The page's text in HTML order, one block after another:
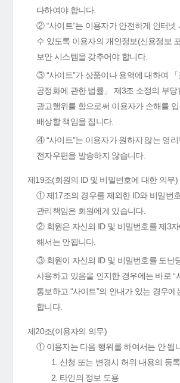
다하여야 합니다.
② “사이트”는 이용자가 안전하게 인터넷
수 있도록 이용자의 개인정보(신용정보
보안 시스템을 갖추어야 합니다.
③ “사이트”가 상품이나 용역에 대하여 「
공정화에 관한 법률」 제3조 소정의 부당
광고행위를 함으로써 이용자가 손해를
배상할 책임을 집니다.
④ “사이트”는 이용자가 원하지 않는 영
전자우편을 발송하지 않습니다.
제19조(회원의 ID 및 비밀번호에 대한 의무)
① 제17조의 경우를 제외한 ID와 비밀번
관리책임은 회원에게 있습니다.
② 회원은 자신의 ID 및 비밀번호를 제3
해서는 안됩니다.
③ 회원이 자신의 ID 및 비밀번호를 도난
사용하고 있음을 인지한 경우에는 바로 “
통보하고 “사이트”의 안내가 있는 경우에
합니다.
제20조(이용자의 의무)
① 이용자는 다음 행위를 하여서는 안 됩
1. 신청 또는 변경시 허위 내용의 등록
2. 타인의 정보 도용